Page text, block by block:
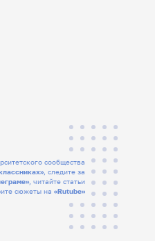
сообщества
, следите за
, читайте статьи
сюжеты на«Rutube»